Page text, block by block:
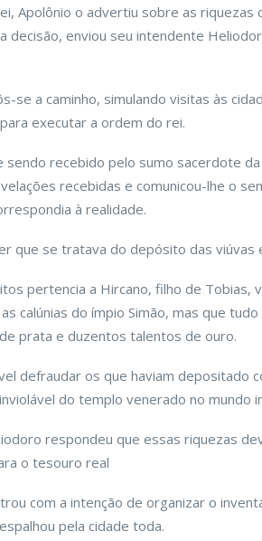
Apolônio o advertiu sobre as riquezas
decisão, enviou seu intendente
se a caminho, simulando visitas às
executar a ordem do rei.
sendo recebido pelo sumo sacerdote
recebidas e comunicou-lhe o
à realidade.
que se tratava do depósito das viúvas
pertencia a Hircano, filho de Tobias,
calúnias do ímpio Simão, mas que
prata e duzentos talentos de ouro.
defraudar os que haviam depositado
do templo venerado no mundo
respondeu que essas riquezas
o tesouro real
com a intenção de organizar o
pela cidade toda.